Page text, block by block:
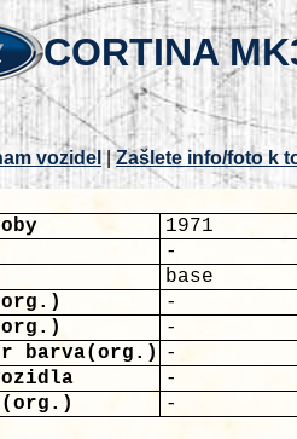
CORTINA
vozidel |Zašlete info/foto k
1971
-
base
-
-
barva(org.)
-
-
(org.)
-